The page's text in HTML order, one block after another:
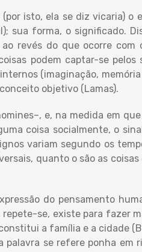
isto, ela se diz vicaria) o
sua forma, o significado.
revés do que ocorre com
podem captar-se pelos
(imaginação,
objetivo (Lamas).
e, na medida em
coisa socialmente, o
variam segundo os
quanto o são as coisas
do pensamento
se, existe para fazer
a família e a cidade
se refere ponha em